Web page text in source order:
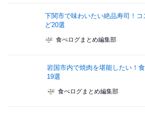
下関市で味わいたい絶品寿司！
ど20選
食べログまとめ編集部
岩国市内で焼肉を堪能したい！
19選
食べログまとめ編集部